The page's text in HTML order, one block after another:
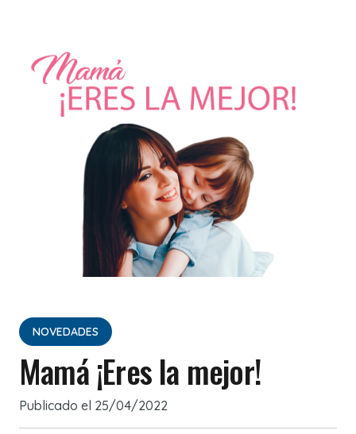
NOVEDADES
Mamá ¡Eres la mejor!
Publicado el 25/04/2022